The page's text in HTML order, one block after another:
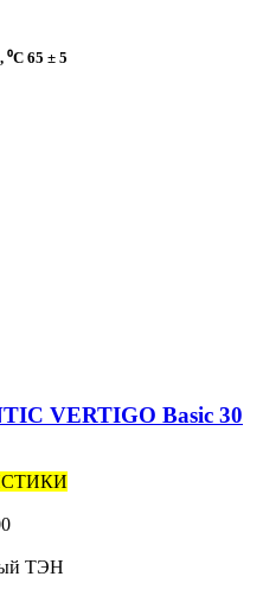
65 ± 5
VERTIGO Basic 30
ТЭН